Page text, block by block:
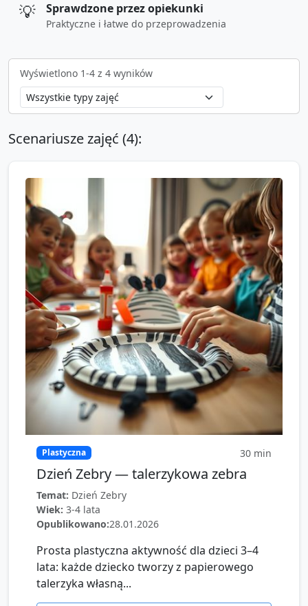
💡 Sprawdzone przez opiekunki
Praktyczne i łatwe do przeprowadzenia
Wyświetlono 1-4 z 4 wyników
Scenariusze zajęć (4):
Plastyczna 30 min
Dzień Zebry — talerzykowa zebra
Temat: Dzień Zebry
Wiek: 3-4 lata
Opublikowano:28.01.2026
Prosta plastyczna aktywność dla dzieci 3–4
lata: każde dziecko tworzy z papierowego
talerzyka własną...